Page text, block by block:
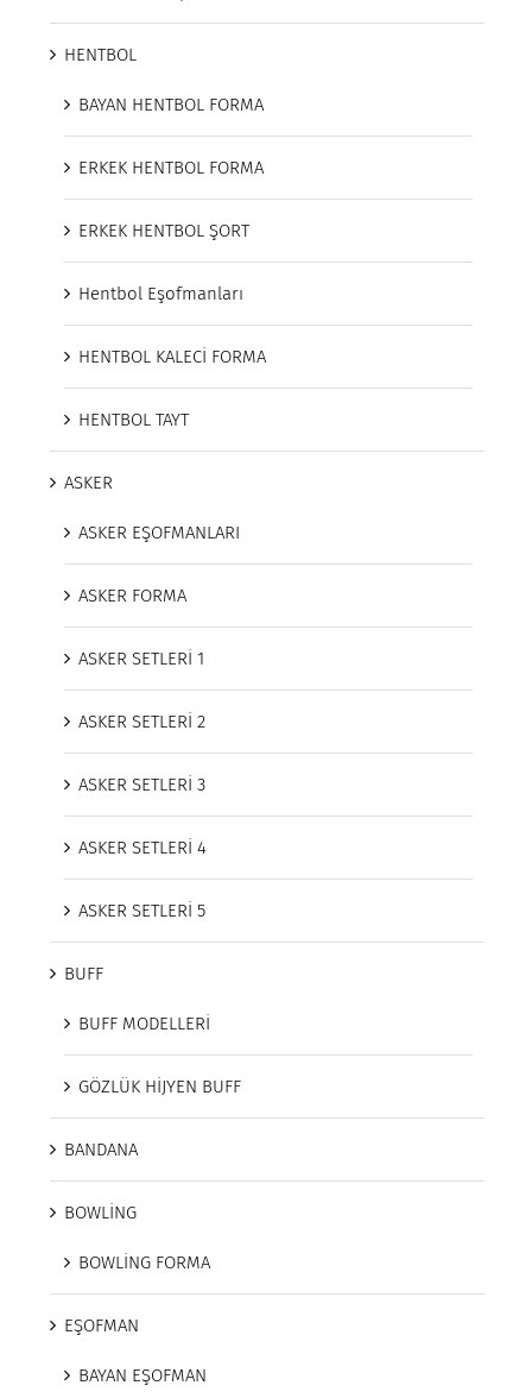
HENTBOL
BAYAN HENTBOL FORMA
ERKEK HENTBOL FORMA
ERKEK HENTBOL ŞORT
Hentbol Eşofmanları
HENTBOL KALECİ FORMA
HENTBOL TAYT
ASKER
ASKER EŞOFMANLARI
ASKER FORMA
ASKER SETLERİ 1
ASKER SETLERİ 2
ASKER SETLERİ 3
ASKER SETLERİ 4
ASKER SETLERİ 5
BUFF
BUFF MODELLERİ
GÖZLÜK HİJYEN BUFF
BANDANA
BOWLİNG
BOWLİNG FORMA
EŞOFMAN
BAYAN EŞOFMAN